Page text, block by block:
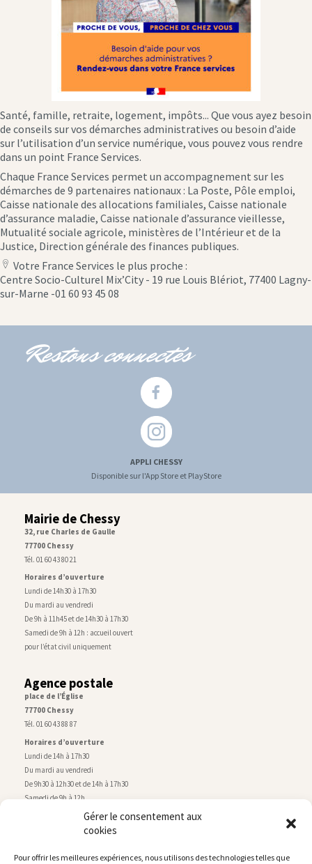
Gérer le consentement aux
cookies
Pour offrir les meilleures expériences, nous utilisons des technologies telles que
Santé, famille, retraite, logement, impôts... Que vous ayez besoin
de conseils sur vos démarches administratives ou besoin d’aide
sur l’utilisation d’un service numérique, vous pouvez vous rendre
dans un point France Services.
Chaque France Services permet un accompagnement sur les
démarches de 9 partenaires nationaux : La Poste, Pôle emploi,
Caisse nationale des allocations familiales, Caisse nationale
d’assurance maladie, Caisse nationale d’assurance vieillesse,
Mutualité sociale agricole, ministères de l’Intérieur et de la
Justice, Direction générale des finances publiques.
location
icon
Votre France Services le plus proche :
Centre Socio-Culturel Mix’City - 19 rue Louis Blériot, 77400 Lagny-
sur-Marne -01 60 93 45 08
Restons connectés
APPLI CHESSY
Disponible sur l'App Store et PlayStore
Mairie de Chessy
32, rue Charles de Gaulle
77700 Chessy
Tél. 01 60 43 80 21
Horaires d’ouverture
Lundi de 14h30 à 17h30
Du mardi au vendredi
De 9h à 11h45 et de 14h30 à 17h30
Samedi de 9h à 12h : accueil ouvert
pour l’état civil uniquement
Agence postale
place de l’Église
77700 Chessy
Tél. 01 60 43 88 87
Horaires d’ouverture
Lundi de 14h à 17h30
Du mardi au vendredi
De 9h30 à 12h30 et de 14h à 17h30
Samedi de 9h à 12h
Service technique
rue de Montry–77700 Chessy